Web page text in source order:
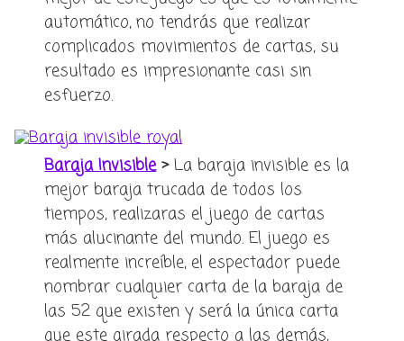
automático, no tendrás que realizar
complicados movimientos de cartas, su
resultado es impresionante casi sin
esfuerzo.
Baraja Invisible>La baraja invisible es la
mejor baraja trucada de todos los
tiempos, realizaras el juego de cartas
más alucinante del mundo. El juego es
realmente increíble, el espectador puede
nombrar cualquier carta de la baraja de
las 52 que existen y será la única carta
que este girada respecto a las demás,